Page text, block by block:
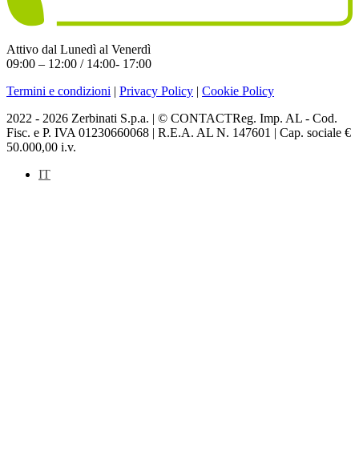
Attivo dal Lunedì al Venerdì
09:00 – 12:00 / 14:00- 17:00
Termini e condizioni | Privacy Policy | Cookie Policy
2022 - 2026 Zerbinati S.p.a. | © CONTACTReg. Imp. AL - Cod.
Fisc. e P. IVA 01230660068 | R.E.A. AL N. 147601 | Cap. sociale €
50.000,00 i.v.
IT